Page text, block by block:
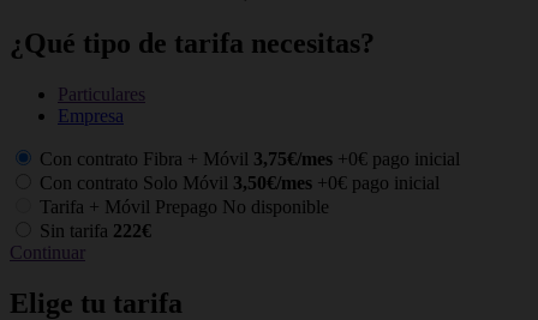
¿Qué tipo de tarifa necesitas?
Particulares
Empresa
Con contrato Fibra + Móvil 3,75€/mes +0€ pago inicial
Con contrato Solo Móvil 3,50€/mes +0€ pago inicial
Tarifa + Móvil Prepago No disponible
Sin tarifa 222€
Continuar
Elige tu tarifa